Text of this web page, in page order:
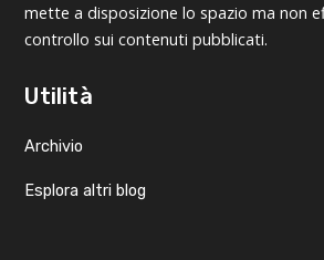
mette a disposizione lo spazio ma non
controllo sui contenuti pubblicati.
Utilità
Archivio
Esplora altri blog